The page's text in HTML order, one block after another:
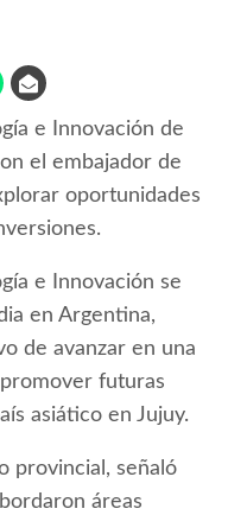
e Innovación de
el embajador de
oportunidades
e Innovación se
en Argentina,
de avanzar en una
futuras
asiático en Jujuy.
provincial, señaló
áreas